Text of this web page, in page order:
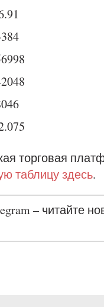
торговая
таблицу здесь.
– читайте